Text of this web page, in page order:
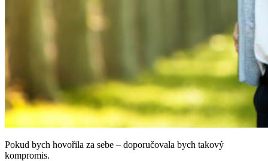
Pokud bych hovořila za sebe – doporučovala bych takový
kompromis.